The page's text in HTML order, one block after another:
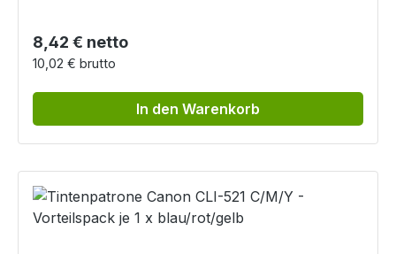
Regulärer Preis:
8,42 € netto
10,02 € brutto
In den Warenkorb